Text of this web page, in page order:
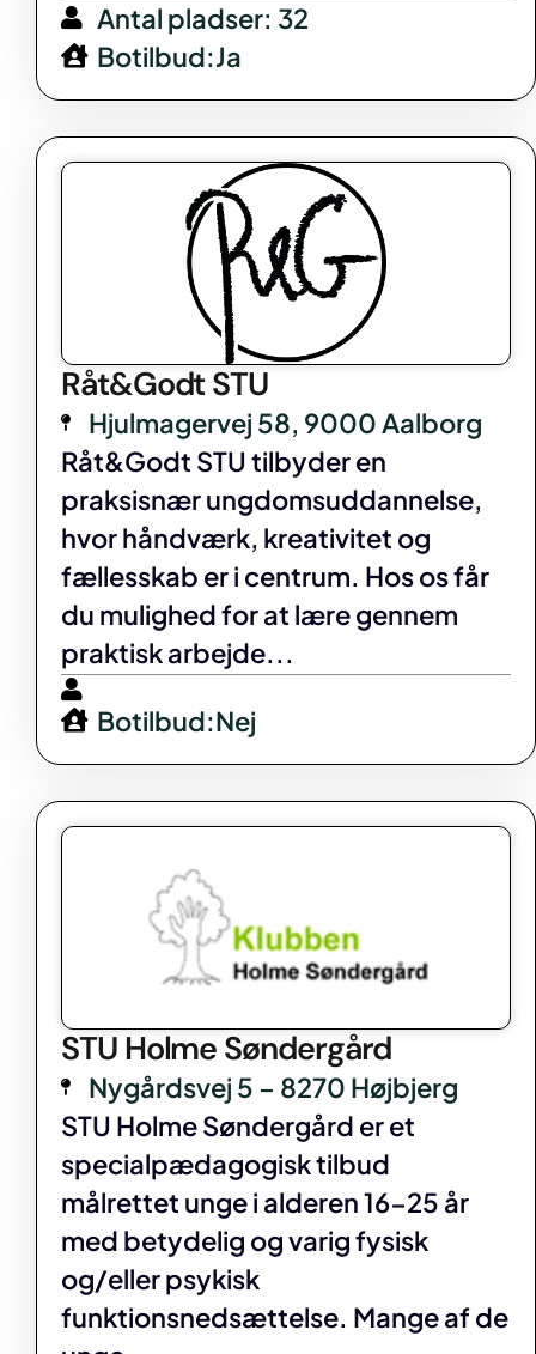
Antal pladser: 32
Botilbud:Ja
Råt&Godt STU
Hjulmagervej 58, 9000 Aalborg
Råt&Godt STU tilbyder en
praksisnær ungdomsuddannelse,
hvor håndværk, kreativitet og
fællesskab er i centrum. Hos os får
du mulighed for at lære gennem
praktisk arbejde...
Botilbud:Nej
STU Holme Søndergård
Nygårdsvej 5 – 8270 Højbjerg
STU Holme Søndergård er et
specialpædagogisk tilbud
målrettet unge i alderen 16-25 år
med betydelig og varig fysisk
og/eller psykisk
funktionsnedsættelse. Mange af de